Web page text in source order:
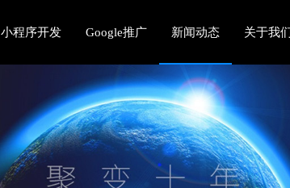
小程序开发 Google推广 新闻动态 关于我